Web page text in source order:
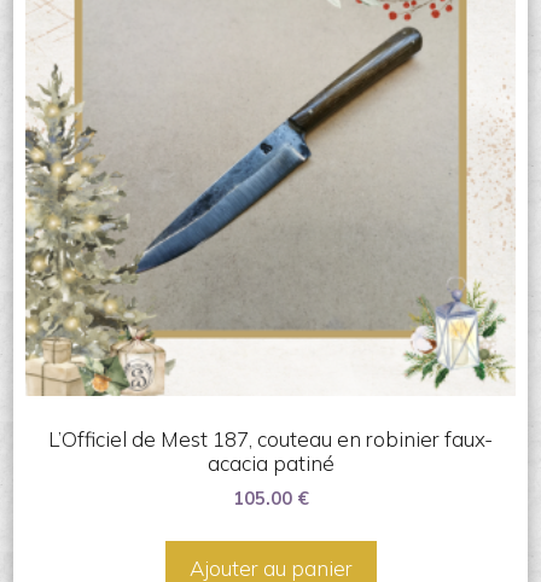
L’Officiel de Mest 187, couteau en robinier faux-
acacia patiné
105.00 €
Ajouter au panier